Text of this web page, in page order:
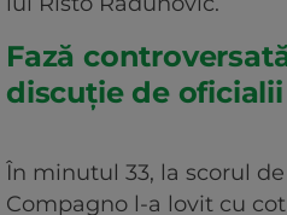
Fază
discuție de oficialii
În minutul 33, la scorul
Compagno l-a lovit cu